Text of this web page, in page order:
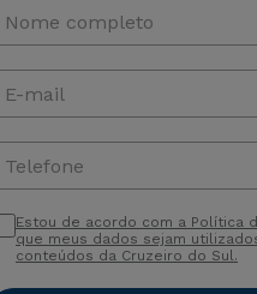
Nome completo
E-mail
Telefone
Estou de acordo com a Política
que meus dados sejam
conteúdos da Cruzeiro do Sul.